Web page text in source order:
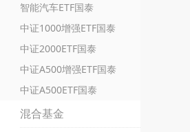
智能汽车ETF国泰
中证1000增强ETF国泰
中证2000ETF国泰
中证A500增强ETF国泰
中证A500ETF国泰
混合基金